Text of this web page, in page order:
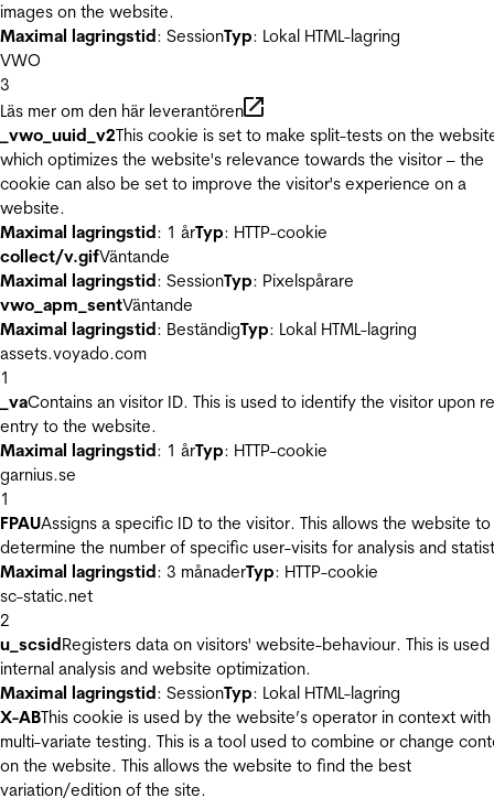
images on the website.
Maximal lagringstid: SessionTyp: Lokal HTML-lagring
VWO
3
Läs mer om den här leverantören
_vwo_uuid_v2This cookie is set to make split-tests on the
which optimizes the website's relevance towards the visitor – the
cookie can also be set to improve the visitor's experience on a
website.
Maximal lagringstid: 1 årTyp: HTTP-cookie
collect/v.gifVäntande
Maximal lagringstid: SessionTyp: Pixelspårare
vwo_apm_sentVäntande
Maximal lagringstid: BeständigTyp: Lokal HTML-lagring
assets.voyado.com
1
_vaContains an visitor ID. This is used to identify the visitor upon
entry to the website.
Maximal lagringstid: 1 årTyp: HTTP-cookie
garnius.se
1
FPAUAssigns a specific ID to the visitor. This allows the website to
determine the number of specific user-visits for analysis and
Maximal lagringstid: 3 månaderTyp: HTTP-cookie
sc-static.net
2
u_scsidRegisters data on visitors' website-behaviour. This is
internal analysis and website optimization.
Maximal lagringstid: SessionTyp: Lokal HTML-lagring
X-ABThis cookie is used by the website’s operator in context with
multi-variate testing. This is a tool used to combine or change
on the website. This allows the website to find the best
variation/edition of the site.